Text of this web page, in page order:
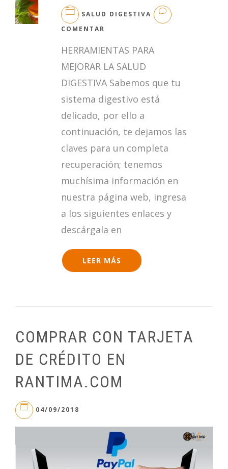
SALUD DIGESTIVA
COMENTAR
PARA
LA
SALUD
HERRAMIENTAS PARA
MEJORAR LA SALUD
DIGESTIVA Sabemos que tu
sistema digestivo está
delicado, por ello a
continuación, te dejamos las
claves para un completa
recuperación; tenemos
muchísima información en
nuestra página web, ingresa
a los siguientes enlaces y
descárgala en
LEER MÁS
COMPRAR CON TARJETA
DE CRÉDITO EN
RANTIMA.COM
04/09/2018